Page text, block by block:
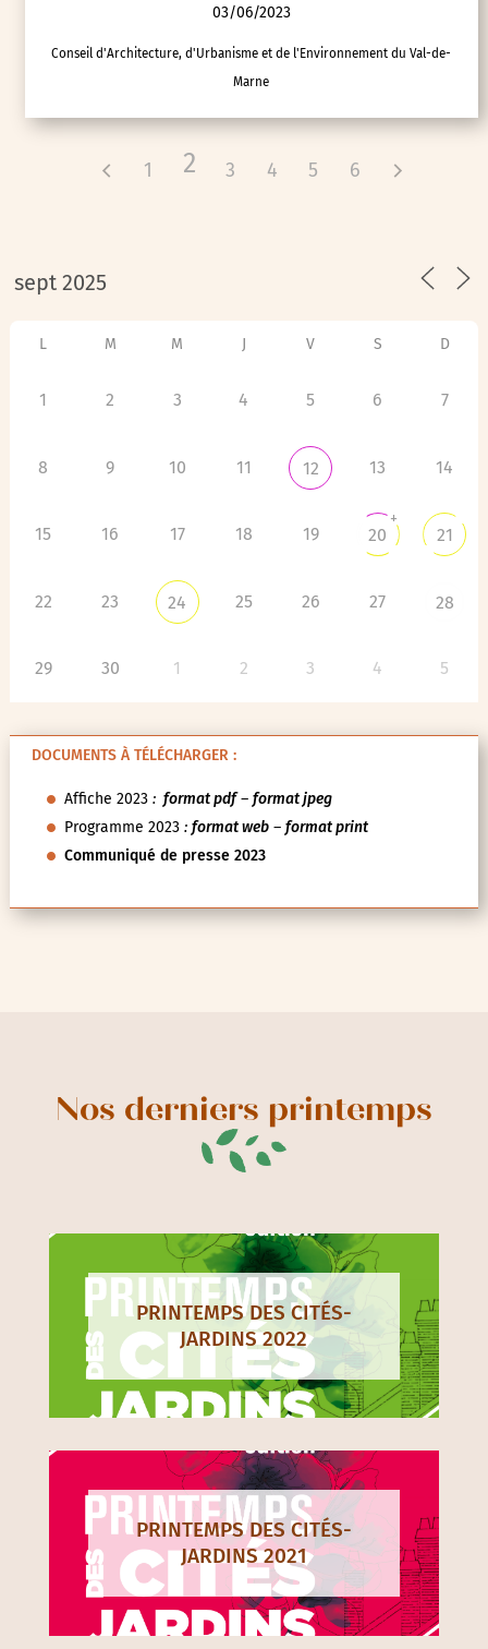
03/06/2023
Conseil d'Architecture, d'Urbanisme et de l'Environnement du Val-de-
Marne
1 2 3 4 5 6
L M M J V S D
1 2 3 4 5 6 7
8 9 10 11 12 13 14
15 16 17 18 19 20
+
21
22 23 24 25 26 27 28
29 30 1 2 3 4 5
DOCUMENTS À TÉLÉCHARGER :
Affiche 2023: format pdf– format jpeg
Programme 2023 : format web– format print
Communiqué de presse 2023
Nos derniers printemps
PRINTEMPS DES CITÉS-
JARDINS 2022
PRINTEMPS DES CITÉS-
JARDINS 2021